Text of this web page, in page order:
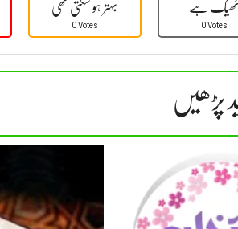
بہتر ہو سکتی تھی
0 Votes
ہے
0 Votes
پڑھیں